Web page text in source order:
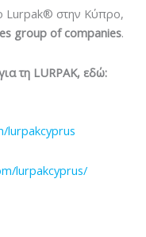
Lurpak® στην Κύπρο,
group of companies.
τη LURPAK, εδώ:
lurpakcyprus
lurpakcyprus/